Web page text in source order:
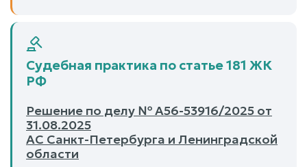
Судебная практика по статье 181 ЖК
РФ
Решение по делу № А56-53916/2025 от
31.08.2025
АС Санкт-Петербурга и Ленинградской
области